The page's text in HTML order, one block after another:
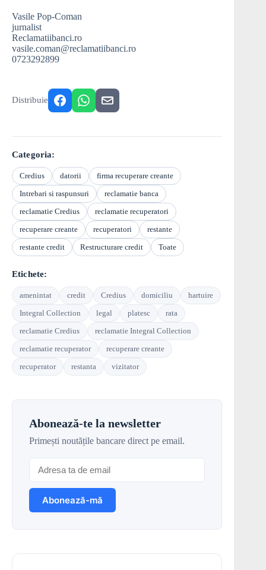
Vasile Pop-Coman
jurnalist
Reclamatiibanci.ro
vasile.coman@reclamatiibanci.ro
0723292899
Distribuie
Categoria:
Credius datorii
firma recuperare creante
Intrebari si raspunsuri
reclamatie banca
reclamatie Credius
reclamatie recuperatori
recuperare creante
recuperatori
restante
restante credit
Restructurare credit Toate
Etichete:
amenintat credit Credius domiciliu
hartuire
Integral Collection
legal platesc
rata
reclamatie Credius
reclamatie Integral Collection
reclamatie recuperator
recuperare creante
recuperator
restanta vizitator
Abonează-te la newsletter
Primești noutățile bancare direct pe email.